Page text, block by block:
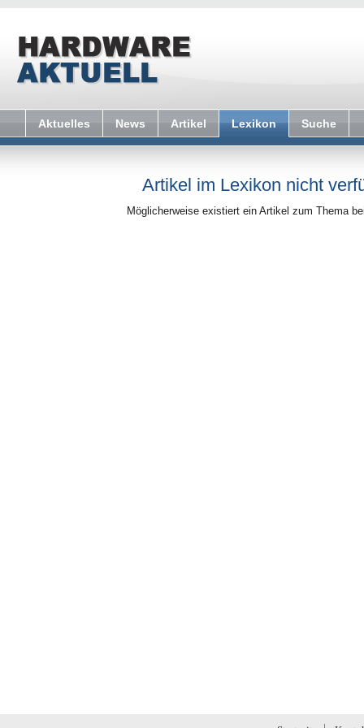
Aktuelles News Artikel Lexikon Suche
Artikel im Lexikon nicht
Möglicherweise existiert ein Artikel zum Thema